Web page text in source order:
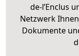
de-l’Enclus
Netzwerk
Dokumente